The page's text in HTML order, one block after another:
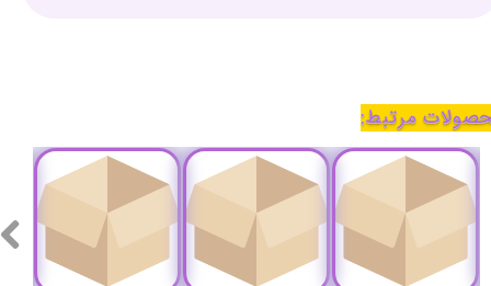
مرتبط: